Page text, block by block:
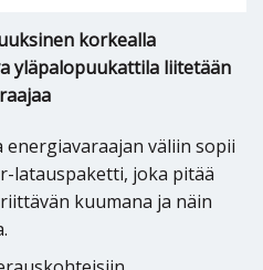
korkealla
yläpalopuukattila liitetään
energiavaraajan väliin sopii
latauspaketti, joka pitää
kuumana ja näin